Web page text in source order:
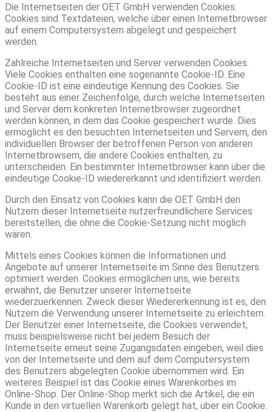
Die Internetseiten der OET GmbH verwenden Cookies.
Cookies sind Textdateien, welche über einen Internetbrowser
auf einem Computersystem abgelegt und gespeichert
werden.
Zahlreiche Internetseiten und Server verwenden Cookies.
Viele Cookies enthalten eine sogenannte Cookie-ID. Eine
Cookie-ID ist eine eindeutige Kennung des Cookies. Sie
besteht aus einer Zeichenfolge, durch welche Internetseiten
und Server dem konkreten Internetbrowser zugeordnet
werden können, in dem das Cookie gespeichert wurde. Dies
ermöglicht es den besuchten Internetseiten und Servern, den
individuellen Browser der betroffenen Person von anderen
Internetbrowsern, die andere Cookies enthalten, zu
unterscheiden. Ein bestimmter Internetbrowser kann über die
eindeutige Cookie-ID wiedererkannt und identifiziert werden.
Durch den Einsatz von Cookies kann die OET GmbH den
Nutzern dieser Internetseite nutzerfreundlichere Services
bereitstellen, die ohne die Cookie-Setzung nicht möglich
wären.
Mittels eines Cookies können die Informationen und
Angebote auf unserer Internetseite im Sinne des Benutzers
optimiert werden. Cookies ermöglichen uns, wie bereits
erwähnt, die Benutzer unserer Internetseite
wiederzuerkennen. Zweck dieser Wiedererkennung ist es, den
Nutzern die Verwendung unserer Internetseite zu erleichtern.
Der Benutzer einer Internetseite, die Cookies verwendet,
muss beispielsweise nicht bei jedem Besuch der
Internetseite erneut seine Zugangsdaten eingeben, weil dies
von der Internetseite und dem auf dem Computersystem
des Benutzers abgelegten Cookie übernommen wird. Ein
weiteres Beispiel ist das Cookie eines Warenkorbes im
Online-Shop. Der Online-Shop merkt sich die Artikel, die ein
Kunde in den virtuellen Warenkorb gelegt hat, über ein Cookie.